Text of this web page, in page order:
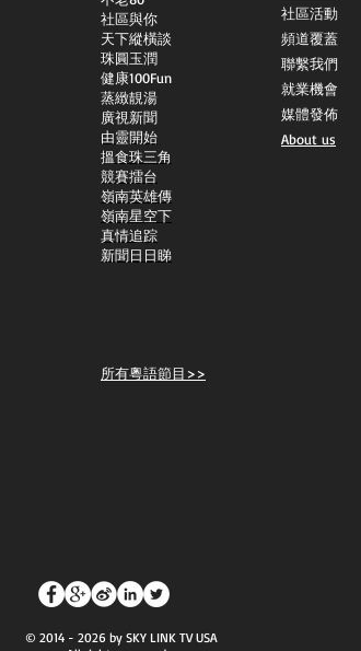
社區與你
天下縱橫談
​珠圓玉潤
​健康100Fun
蒸緻靚湯
​廣視新聞
由靈開始
搵食珠三角
競賽擂台
嶺南英雄傳
嶺南星空下
真情追踪
新聞日日睇
所有粵語節目>>
社區活動
頻道覆蓋
聯繫我們
就業機會
媒體發佈
About us
© 2014 - 2026 by SKY LINK TV USA